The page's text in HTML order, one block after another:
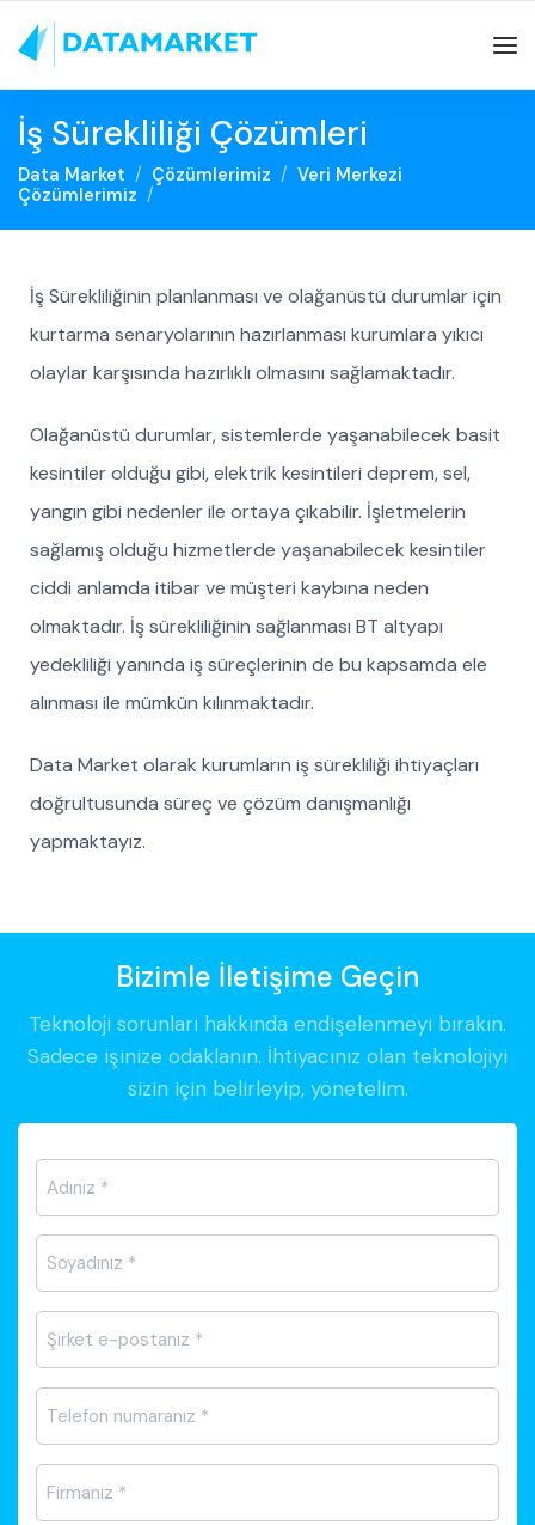
İş Sürekliliği Çözümleri
Data Market Çözümlerimiz
Veri Merkezi
Çözümlerimiz
İş Sürekliliğinin planlanması ve olağanüstü durumlar için
kurtarma senaryolarının hazırlanması kurumlara yıkıcı
olaylar karşısında hazırlıklı olmasını sağlamaktadır.
Olağanüstü durumlar, sistemlerde yaşanabilecek basit
kesintiler olduğu gibi, elektrik kesintileri deprem, sel,
yangın gibi nedenler ile ortaya çıkabilir. İşletmelerin
sağlamış olduğu hizmetlerde yaşanabilecek kesintiler
ciddi anlamda itibar ve müşteri kaybına neden
olmaktadır. İş sürekliliğinin sağlanması BT altyapı
yedekliliği yanında iş süreçlerinin de bu kapsamda ele
alınması ile mümkün kılınmaktadır.
Data Market olarak kurumların iş sürekliliği ihtiyaçları
doğrultusunda süreç ve çözüm danışmanlığı
yapmaktayız.
Bizimle İletişime Geçin
Teknoloji sorunları hakkında endişelenmeyi bırakın.
Sadece işinize odaklanın. İhtiyacınız olan teknolojiyi
sizin için belirleyip, yönetelim.
Ad-
Soyad
posta
*